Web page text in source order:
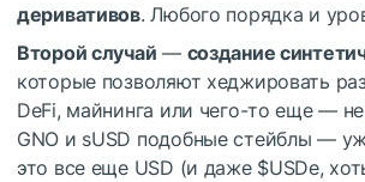
деривативов. Любого порядка и
Второй случай — создание
которые позволяют хеджировать
DeFi, майнинга или чего-то еще —
GNO и sUSD подобные стейблы —
это все еще USD (и даже $USDe,